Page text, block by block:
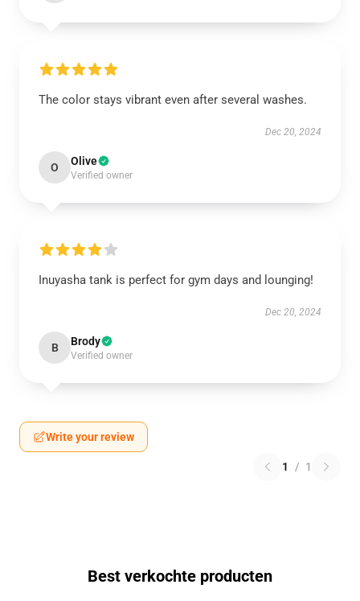
The color stays vibrant even after several washes.
Dec 20, 2024
O Olive
Verified owner
Inuyasha tank is perfect for gym days and lounging!
Dec 20, 2024
B Brody
Verified owner
Write your review
1 / 1
Best verkochte producten